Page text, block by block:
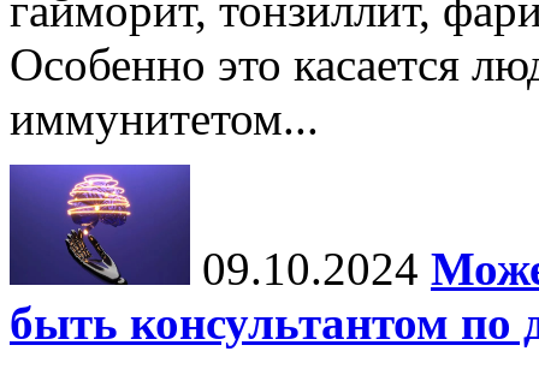
гайморит, тонзиллит,
Особенно это касается
иммунитетом...
09.10.2024
быть консультантом по